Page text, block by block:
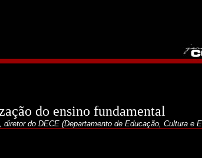
do ensino fundamental
do DECE (Departamento de Educação, Cultura e